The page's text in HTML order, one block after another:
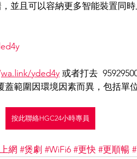
並且可以容納更多智能裝置同
wa.link/yded4y 或者打去
蓋範圍因環境因素而異，包括單
按此聯絡HGC24小時專員
網 #煲劇 #WiFi6 #更快 #更順暢